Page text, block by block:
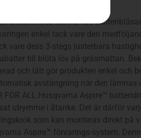
enklare med denna 18V
enkel tack vare den
vare dess 3-stegs justerbara
till blöta löv på gräsmattan.
och lätt gör produkten enkel och
avstängning när den lämnas
FOR ALL.Husqvarna Aspire™
utrymme i åtanke. Det är därför
som kan monteras direkt på
Aspire™ förvarings-system.